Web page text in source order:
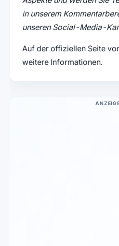
in unserem
unseren Social-Media-
Auf der offiziellen Seite
weitere Informationen.